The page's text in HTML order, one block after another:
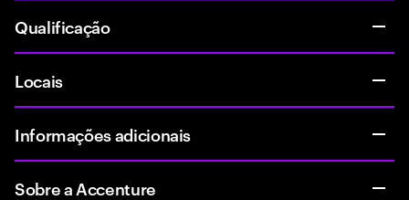
Qualificação
Locais
Informações adicionais
Sobre a Accenture